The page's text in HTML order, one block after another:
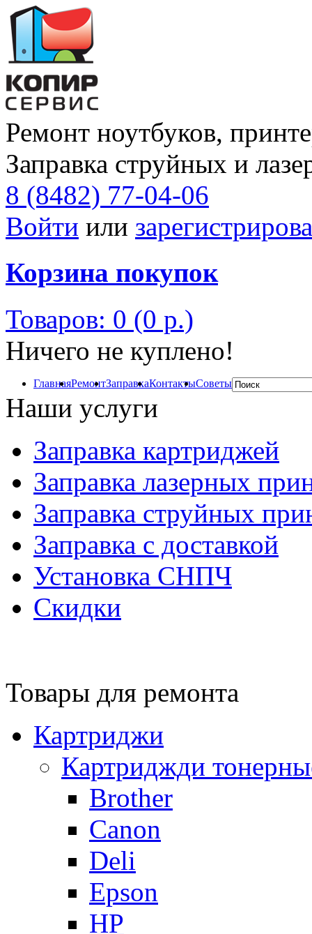
Ремонт ноутбуков,
Заправка струйных и
8 (8482) 77-04-06
Войти или
Корзина покупок
Товаров: 0 (0 р.)
Ничего не куплено!
ГлавнаяРемонтЗаправкаКонтактыСоветы
Наши услуги
Заправка картриджей
Заправка лазерных
Заправка струйных
Заправка с доставкой
Установка СНПЧ
Скидки
Товары для ремонта
Картриджи
Картриджди
Brother
Canon
Deli
Epson
HP